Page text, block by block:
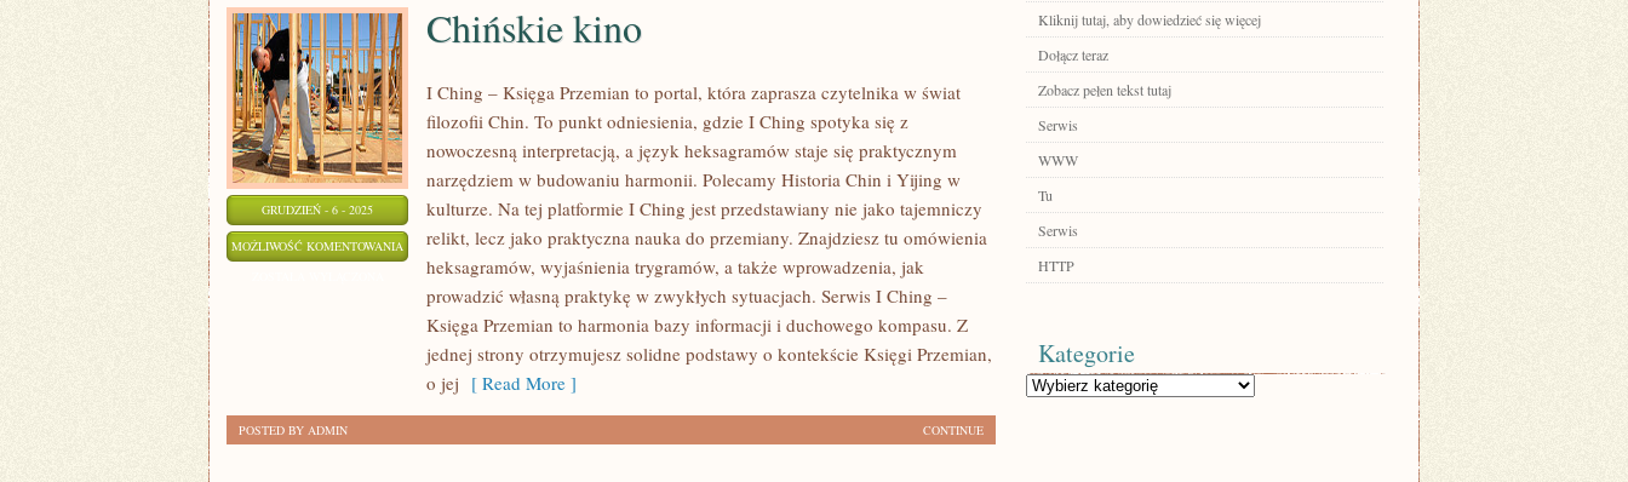
GRUDZIEŃ - 6 - 2025
MOŻLIWOŚĆ KOMENTOWANIA CHIŃSKIE
KINO
Chińskie kino
I Ching – Księga Przemian to portal, która zaprasza czytelnika w świat
filozofii Chin. To punkt odniesienia, gdzie I Ching spotyka się z
nowoczesną interpretacją, a język heksagramów staje się praktycznym
narzędziem w budowaniu harmonii. Polecamy Historia Chin i Yijing w
kulturze. Na tej platformie I Ching jest przedstawiany nie jako tajemniczy
relikt, lecz jako praktyczna nauka do przemiany. Znajdziesz tu omówienia
heksagramów, wyjaśnienia trygramów, a także wprowadzenia, jak
prowadzić własną praktykę w zwykłych sytuacjach. Serwis I Ching –
Księga Przemian to harmonia bazy informacji i duchowego kompasu. Z
jednej strony otrzymujesz solidne podstawy o kontekście Księgi Przemian,
o jej [ Read More ]
CONTINUE
POSTED BY ADMIN
Kliknij tutaj, aby dowiedzieć się więcej
Dołącz teraz
Zobacz pełen tekst tutaj
Serwis
WWW
Tu
Serwis
HTTP
Kategorie
Kategorie